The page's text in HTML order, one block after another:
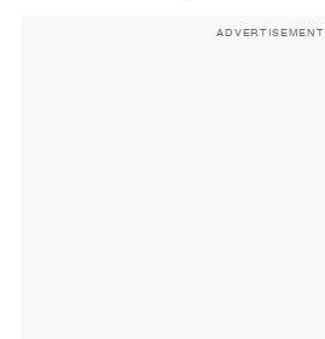
ADVERTISEMENT